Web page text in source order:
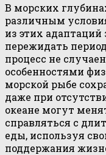
В морских
различным
из этих адаптаций
пережидать
процесс не
особенностями
морской рыбе
даже при
океане могут
справляться с
еды, используя
поддержания